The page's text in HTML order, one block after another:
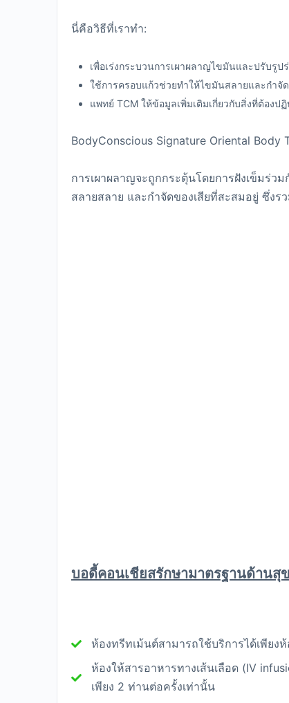
นี่คือวิธีที่เราทำ:
เพื่อเร่งกระบวนการเผาผลาญไขมันและปรับรู
ใช้การครอบแก้วช่วยทำให้ไขมันสลายและกำจั
แพทย์ TCM ให้ข้อมูลเพิ่มเติมเกี่ยวกับสิ่งที่ต้อง
BodyConscious Signature Oriental Body
การเผาผลาญจะถูกกระตุ้นโดยการฝังเข็มร่
สลายสลาย และกำจัดของเสียที่สะสมอยู่ ซึ่งร
บอดี้คอนเชียสรักษามาตรฐานด้านสุ
ห้องทรีทเม้นต์สามารถใช้บริการได้เพียง
ห้องให้สารอาหารทางเส้นเลือด (IV
เพียง 2 ท่านต่อครั้งเท่านั้น